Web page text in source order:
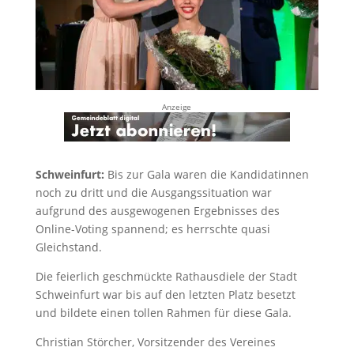
Anzeige
Schweinfurt: Bis zur Gala waren die Kandidatinnen
noch zu dritt und die Ausgangssituation war
aufgrund des ausgewogenen Ergebnisses des
Online-Voting spannend; es herrschte quasi
Gleichstand.
Die feierlich geschmückte Rathausdiele der Stadt
Schweinfurt war bis auf den letzten Platz besetzt
und bildete einen tollen Rahmen für diese Gala.
Christian Störcher, Vorsitzender des Vereines